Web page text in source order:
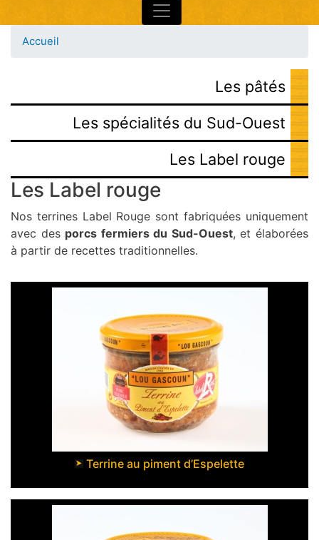
Accueil
Les pâtés
Les spécialités du Sud-Ouest
Les Label rouge
Les Label rouge
Nos terrines Label Rouge sont fabriquées uniquement
avec des porcs fermiers du Sud-Ouest, et élaborées
à partir de recettes traditionnelles.
Terrine au piment d’Espelette